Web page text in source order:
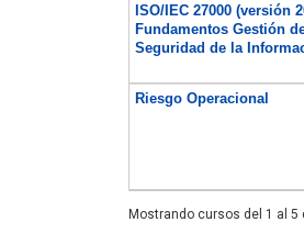
ISO/IEC 27000 (versión
Fundamentos Gestión
Seguridad de la
Riesgo Operacional
Mostrando cursos del 1 al 5